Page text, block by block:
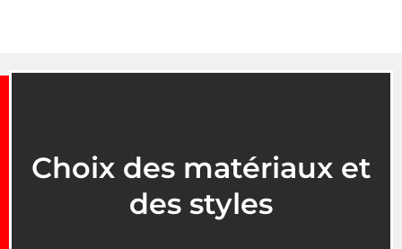
Choix des matériaux et
des styles